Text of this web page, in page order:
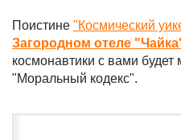
Поистине "Космический
Загородном отеле
космонавтики с вами будет
"Моральный кодекс".